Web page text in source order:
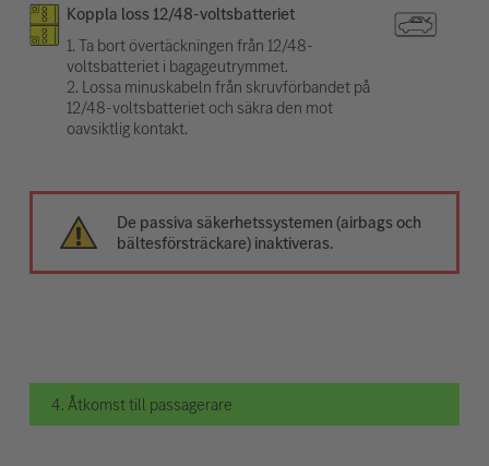
Koppla loss 12/48-voltsbatteriet
1. Ta bort övertäckningen från 12/48-
voltsbatteriet i bagageutrymmet.
2. Lossa minuskabeln från skruvförbandet på
12/48-voltsbatteriet och säkra den mot
oavsiktlig kontakt.
De passiva säkerhetssystemen (airbags och
bältesförsträckare) inaktiveras.
4. Åtkomst till passagerare